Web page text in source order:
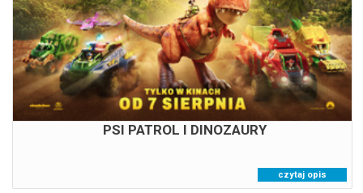
PSI PATROL I DINOZAURY
czytaj opis